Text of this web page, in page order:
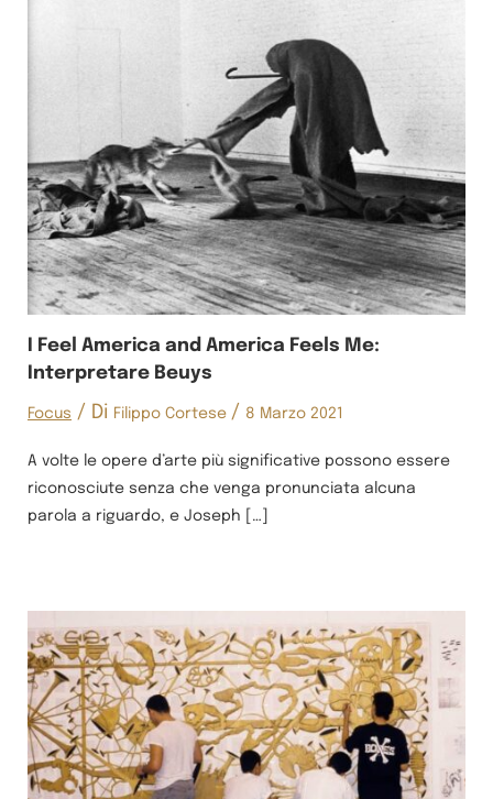
I Feel America and America Feels Me:
Interpretare Beuys
Focus / Di Filippo Cortese / 8 Marzo 2021
A volte le opere d’arte più significative possono essere
riconosciute senza che venga pronunciata alcuna
parola a riguardo, e Joseph […]